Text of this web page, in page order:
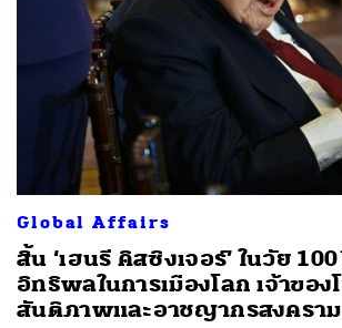
Global Affairs
สิ้น ‘เฮนรี คิสซิงเจอร์’ ในวัย
อิทธิพลในการเมืองโลก เจ้าของ
สันติภาพและอาชญากรสงคราม